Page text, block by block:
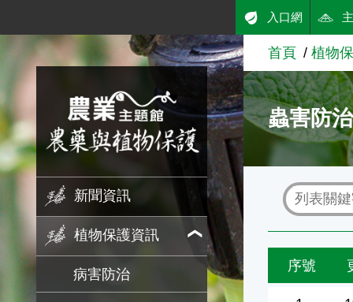
跳到主要內容
農業知識入口網
新聞資訊
植物保護資訊
病害防治
入口網
首頁 植物
蟲害防治
序號